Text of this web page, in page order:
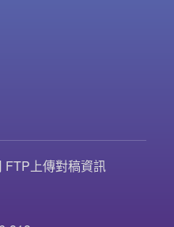
FTP上傳對稿資訊